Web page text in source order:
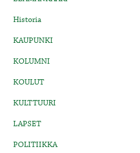
Historia
KAUPUNKI
KOLUMNI
KOULUT
KULTTUURI
LAPSET
POLITIIKKA